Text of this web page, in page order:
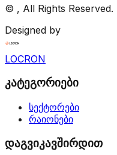
© , All Rights Reserved.
Designed by
LOCRON
კატეგორიები
სექტორები
რაიონები
დაგვიკავშირდით